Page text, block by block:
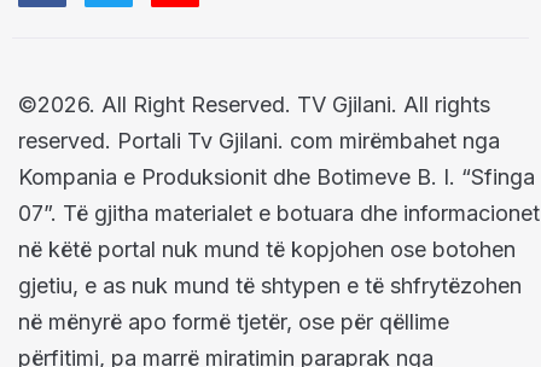
©2026. All Right Reserved. TV Gjilani. All rights
reserved. Portali Tv Gjilani. com mirëmbahet nga
Kompania e Produksionit dhe Botimeve B. I. “Sfinga
07”. Të gjitha materialet e botuara dhe informacionet
në këtë portal nuk mund të kopjohen ose botohen
gjetiu, e as nuk mund të shtypen e të shfrytëzohen
në mënyrë apo formë tjetër, ose për qëllime
përfitimi, pa marrë miratimin paraprak nga